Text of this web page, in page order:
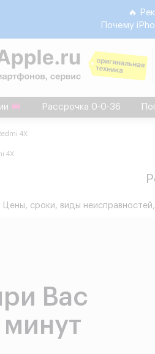
🔥
Почему
Рассрочка 0-0-36
4X
4X
Цены, сроки, виды
Вас